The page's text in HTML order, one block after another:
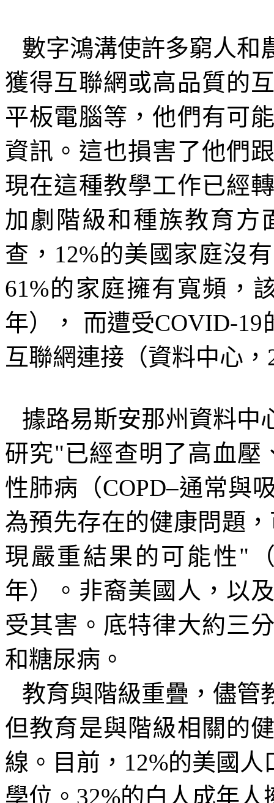
數字鴻溝使許多窮人和
獲得互聯網或高品質的
平板電腦等，他們有可
資訊。這也損害了他們
現在這種教學工作已經
加劇階級和種族教育方
查， 12%的美國家庭沒
61%的家庭擁有寬頻，
年），
而遭受COVID-19
互聯網連接（資料中心，
據路易斯安那州資料中
研究"已經查明了高血壓
性肺病（COPD–通常與
為預先存在的健康問題
現嚴重結果的可能性"
年）。非裔美國人，以
受其害。底特律大約三
和糖尿病。
教育與階級重疊，儘管
但教育是與階級相關的
線。目前， 12%的美國人
學位。 32%的白人成年人